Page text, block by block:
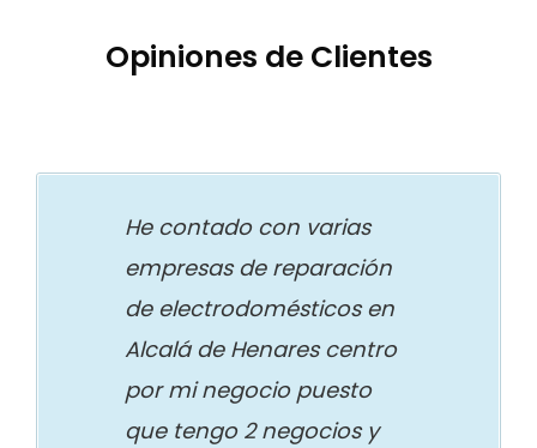
Opiniones de Clientes
He contado con varias
empresas de reparación
de electrodomésticos en
Alcalá de Henares centro
por mi negocio puesto
que tengo 2 negocios y